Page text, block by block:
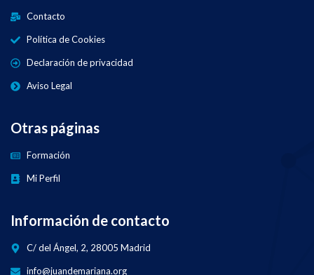
Contacto
Política de Cookies
Declaración de privacidad
Aviso Legal
Otras páginas
Formación
Mi Perfil
Información de contacto
C/ del Ángel, 2, 28005 Madrid
info@juandemariana.org